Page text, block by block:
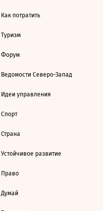
Как потратить
Туризм
Форум
Ведомости Северо-Запад
Идеи управления
Спорт
Страна
Устойчивое развитие
Право
Думай